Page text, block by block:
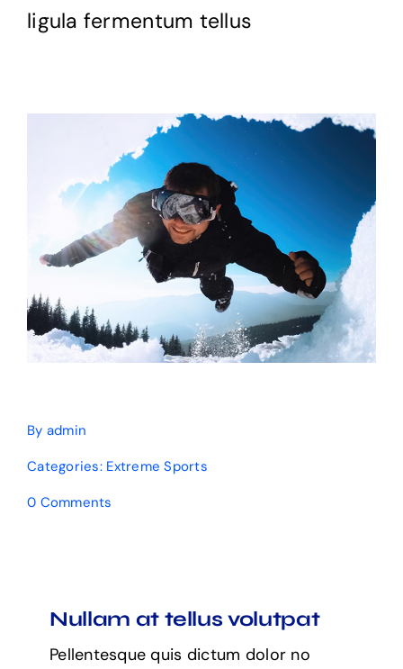
ligula fermentum tellus
By admin
Categories: Extreme Sports
0 Comments
Your
Wellbeing
Nullam at tellus volutpat
Pellentesque quis dictum dolor no